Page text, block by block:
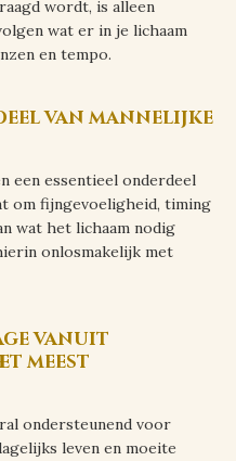
wordt, is alleen
wat er in je lichaam
en tempo.
van mannelijke
een essentieel onderdeel
om fijngevoeligheid, timing
wat het lichaam nodig
onlosmakelijk met
vanuit
meest
ondersteunend voor
leven en moeite